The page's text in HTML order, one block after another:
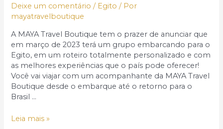
Deixe um comentário / Egito / Por
mayatravelboutique
A MAYA Travel Boutique tem o prazer de anunciar que
em março de 2023 terá um grupo embarcando para o
Egito, em um roteiro totalmente personalizado e com
as melhores experiências que o país pode oferecer!
Você vai viajar com um acompanhante da MAYA Travel
Boutique desde o embarque até o retorno para o
Brasil …
Grupo
Leia mais »